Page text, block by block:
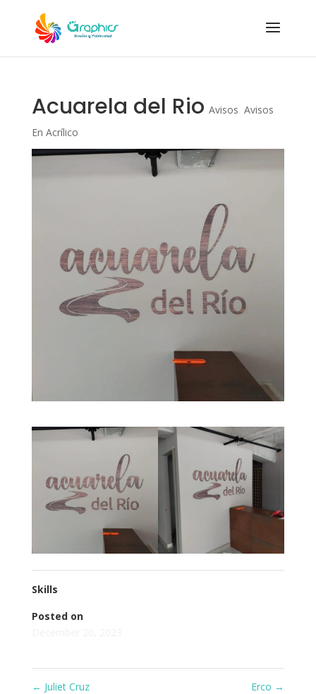
Acuarela del Rio Avisos Avisos
En Acrílico
Skills
Posted on
← Juliet Cruz Erco →